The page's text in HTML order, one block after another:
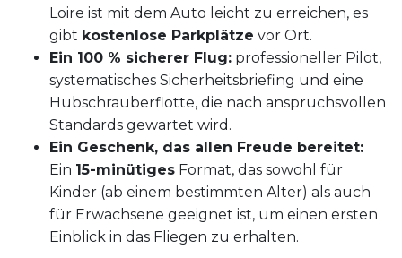
Loire ist mit dem Auto leicht zu erreichen, es
gibt kostenlose Parkplätze vor Ort.
Ein 100 % sicherer Flug: professioneller Pilot,
systematisches Sicherheitsbriefing und eine
Hubschrauberflotte, die nach anspruchsvollen
Standards gewartet wird.
Ein Geschenk, das allen Freude bereitet:
Ein 15-minütiges Format, das sowohl für
Kinder (ab einem bestimmten Alter) als auch
für Erwachsene geeignet ist, um einen ersten
Einblick in das Fliegen zu erhalten.